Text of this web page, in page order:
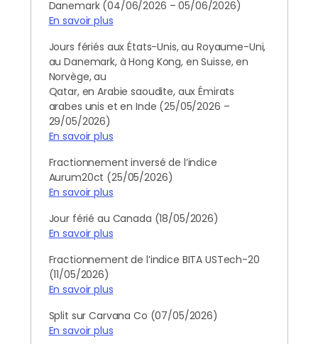
Danemark (04/06/2026 – 05/06/2026)
En savoir plus
Jours fériés aux États-Unis, au Royaume-Uni,
au Danemark, à Hong Kong, en Suisse, en
Norvège, au
Qatar, en Arabie saoudite, aux Émirats
arabes unis et en Inde (25/05/2026 –
29/05/2026)
En savoir plus
Fractionnement inversé de l’indice
Aurum20ct (25/05/2026)
En savoir plus
Jour férié au Canada (18/05/2026)
En savoir plus
Fractionnement de l’indice BITA USTech-20
(11/05/2026)
En savoir plus
Split sur Carvana Co (07/05/2026)
En savoir plus